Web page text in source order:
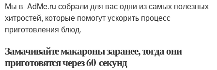
Мы в AdMe.ru собрали для вас одни из самых полезных
хитростей, которые помогут ускорить процесс
приготовления блюд.
Замачивайте макароны заранее, тогда они
приготовятся через 60 секунд